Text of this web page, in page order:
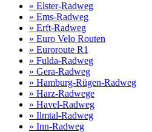
» Elster-Radweg
» Ems-Radweg
» Erft-Radweg
» Euro Velo Routen
» Euroroute R1
» Fulda-Radweg
» Gera-Radweg
» Hamburg-Rügen-Radweg
» Harz-Radwege
» Havel-Radweg
» Ilmtal-Radweg
» Inn-Radweg